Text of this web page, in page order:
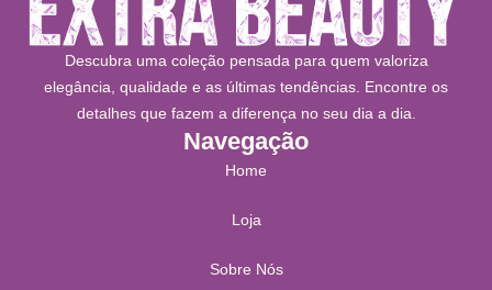
Descubra uma coleção pensada para quem valoriza
elegância, qualidade e as últimas tendências. Encontre os
detalhes que fazem a diferença no seu dia a dia.
Navegação
Home
Loja
Sobre Nós